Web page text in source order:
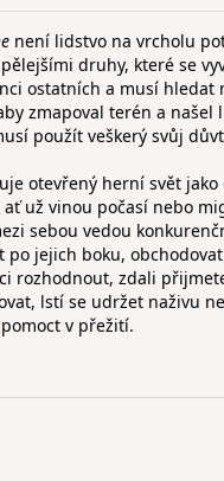
není lidstvo na vrcholu
druhy, které se
ostatních a musí
zmapoval terén a
použít veškerý svůj
otevřený herní svět
už vinou počasí nebo
sebou vedou
jejich boku,
rozhodnout, zdali
lstí se udržet naživu
v přežití.